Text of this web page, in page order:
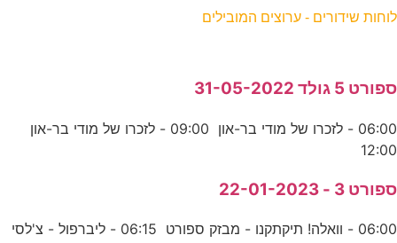
לוחות שידורים - ערוצים המובילים
ספורט 5 גולד 31-05-2022
06:00 - לזכרו של מודי בר-און 09:00 - לזכרו של מודי בר-און
12:00
ספורט 3 - 22-01-2023
06:00 - וואלה! תיקתקנו - מבזק ספורט 06:15 - ליברפול - צ'לסי